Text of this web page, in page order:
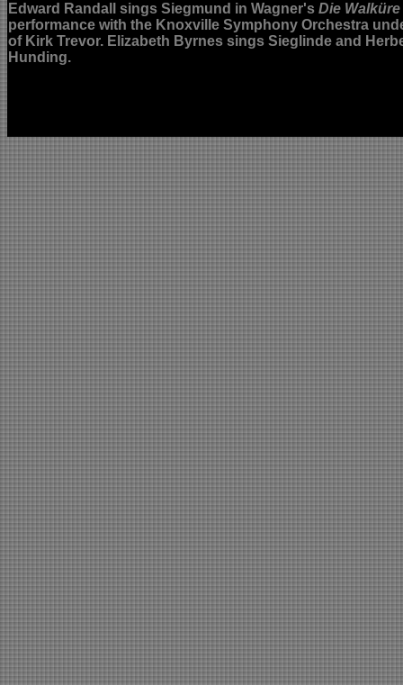
Edward Randall sings Siegmund in Wagner's Die Walküre
performance with the Knoxville Symphony Orchestra
of Kirk Trevor. Elizabeth Byrnes sings Sieglinde and
Hunding.